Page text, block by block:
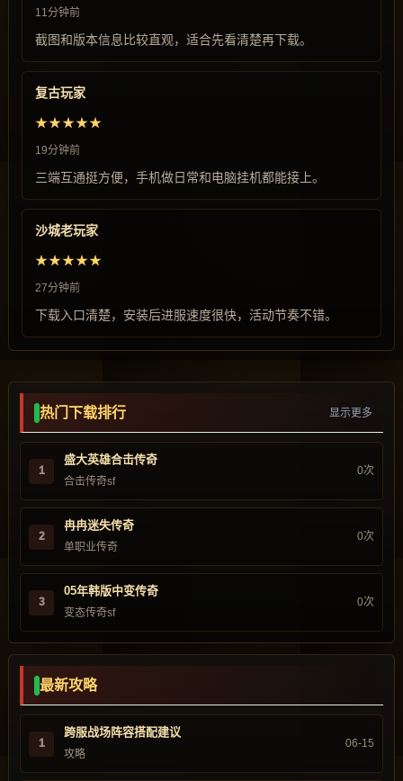
11分钟前
截图和版本信息比较直观，适合先看清楚再下载。
复古玩家
★★★★★
19分钟前
三端互通挺方便，手机做日常和电脑挂机都能接上。
沙城老玩家
★★★★★
27分钟前
下载入口清楚，安装后进服速度很快，活动节奏不错。
热门下载排行 显示更多
1
盛大英雄合击传奇
合击传奇sf
0次
2
冉冉迷失传奇
单职业传奇
0次
3
05年韩版中变传奇
变态传奇sf
0次
最新攻略
1
跨服战场阵容搭配建议
攻略
06-15